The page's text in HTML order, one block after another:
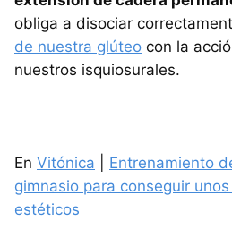
obliga a disociar
de nuestra glúteo con la
nuestros isquiosurales.
En Vitónica
Entrenamiento
gimnasio para conseguir
estéticos